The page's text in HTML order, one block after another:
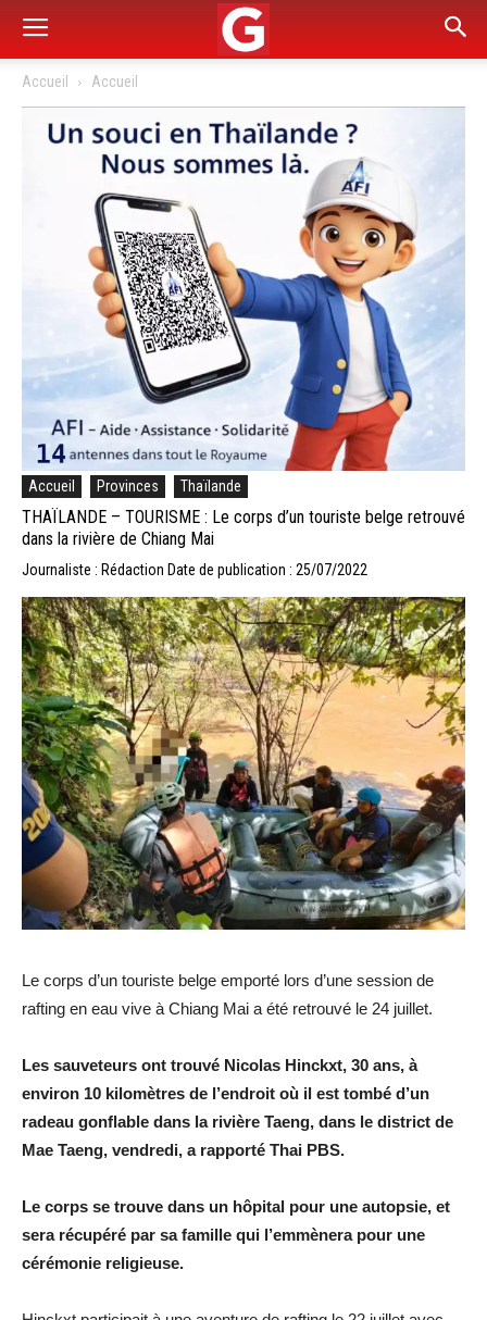
Accueil Accueil
Accueil Provinces Thaïlande
THAÏLANDE – TOURISME : Le corps d’un touriste belge retrouvé
dans la rivière de Chiang Mai
Journaliste : Rédaction Date de publication : 25/07/2022
Le corps d’un touriste belge emporté lors d’une session de
rafting en eau vive à Chiang Mai a été retrouvé le 24 juillet.
Les sauveteurs ont trouvé Nicolas Hinckxt, 30 ans, à
environ 10 kilomètres de l’endroit où il est tombé d’un
radeau gonflable dans la rivière Taeng, dans le district de
Mae Taeng, vendredi, a rapporté Thai PBS.
Le corps se trouve dans un hôpital pour une autopsie, et
sera récupéré par sa famille qui l’emmènera pour une
cérémonie religieuse.